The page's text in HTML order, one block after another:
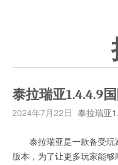
泰拉瑞亚1.4.4.9
2024年7月22日 泰拉瑞亚
泰拉瑞亚是一款备受玩
版本，为了让更多玩家能够